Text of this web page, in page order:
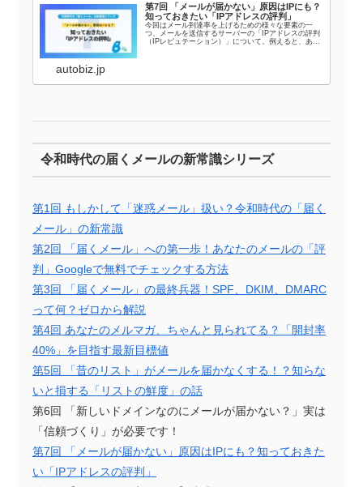
第7回 「メールが届かない」原因はIPにも？
知っておきたい「IPアドレスの評判」
今回はメール到達率を上げるための様々な要素の一
つ、メールを送信するサーバーの「IPアドレスの評判
（IPレピュテーション）」について。例えると、あな
autobiz.jp
令和時代の届くメールの新常識シリーズ
第1回 もしかして「迷惑メール」扱い？令和時代の「届く
メール」の新常識
第2回 「届くメール」への第一歩！あなたのメールの「評
判」Googleで無料でチェックする方法
第3回 「届くメール」の最終兵器！SPF、DKIM、DMARC
って何？ゼロから解説
第4回 あなたのメルマガ、ちゃんと見られてる？「開封率
40%」を目指す最新目標値
第5回 「昔のリスト」がメールを届かなくする！？知らな
いと損する「リストの鮮度」の話
第6回 「新しいドメインなのにメールが届かない？」実は
「信頼づくり」が必要です！
第7回 「メールが届かない」原因はIPにも？知っておきた
い「IPアドレスの評判」